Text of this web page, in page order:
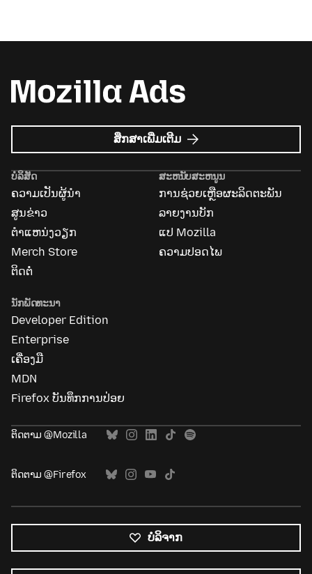
ສຶກສາເພີ່ມເຕີມ ກ່ຽວກັບ
Mozilla
ບໍລິສັດ
ຄວາມເປັນຜູ້ນຳ
ສູນຂ່າວ
ຕຳແຫນ່ງວຽກ
Merch Store
ຕິດຕໍ່
ສະຫນັບສະຫນູນ
ການຊ່ວຍເຫຼືອຜະລິດຕະພັນ
ລາຍງານບັກ
ແປ Mozilla
ຄວາມປອດໄພ
ນັກພັດທະນາ
Developer Edition
Enterprise
ເຄື່ອງມື
MDN
Firefox ບັນທຶກການປ່ອຍ
ຕິດຕາມ @Mozilla
ຕິດຕາມ @Firefox
ບໍລິຈາກ